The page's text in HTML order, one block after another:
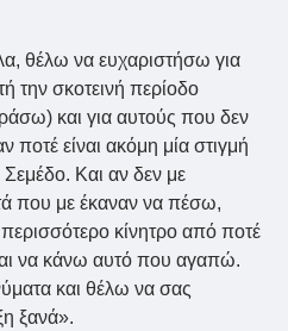
θέλω να ευχαριστήσω για
την σκοτεινή περίοδο
και για αυτούς που δεν
ποτέ είναι ακόμη μία στιγμή
Σεμέδο. Και αν δεν με
που με έκαναν να πέσω,
κίνητρο από ποτέ
να κάνω αυτό που αγαπώ.
και θέλω να σας
ξανά».